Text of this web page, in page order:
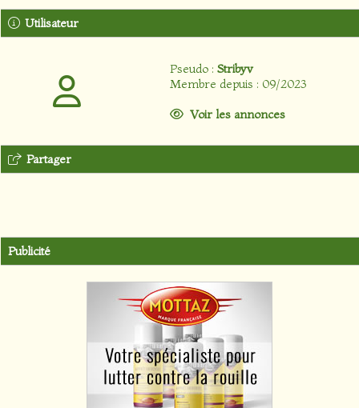
Utilisateur
Pseudo :Stribyv
Membre depuis : 09/2023
Voir les annonces
Partager
Publicité